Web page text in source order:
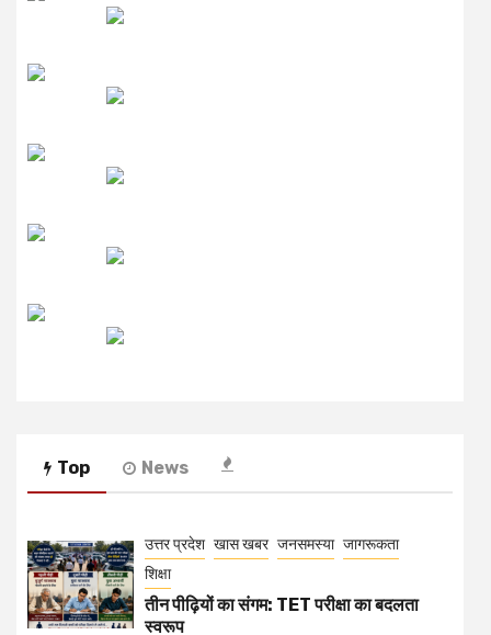
Top News
उत्तर प्रदेश खास खबर जनसमस्या जागरूकता
शिक्षा
तीन पीढ़ियों का संगम: TET परीक्षा का बदलता
स्वरूप